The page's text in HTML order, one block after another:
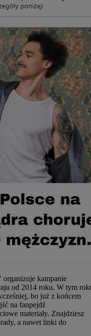
organizuje kampanie
od 2014 roku. W tym
bo już z końcem
na fanpejdź
materiały. Znajdziesz
a nawet linki do